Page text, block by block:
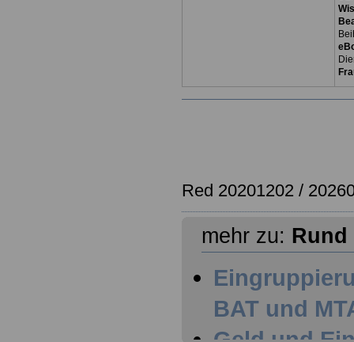
Red 20201202 /
mehr zu: Rund
BAT und